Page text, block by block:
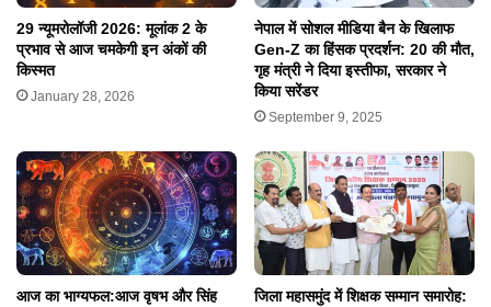
29 न्यूमरोलॉजी 2026: मूलांक 2 के
प्रभाव से आज चमकेगी इन अंकों की
किस्मत
January 28, 2026
नेपाल में सोशल मीडिया बैन के खिलाफ
Gen-Z का हिंसक प्रदर्शन: 20 की मौत,
गृह मंत्री ने दिया इस्तीफा, सरकार ने
किया सरेंडर
September 9, 2025
​आज का भाग्यफल:आज वृषभ और सिंह
जिला महासमुंद में शिक्षक सम्मान समारोह: